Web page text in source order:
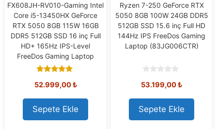
FX608JH-RV010-Gaming Intel
Core i5-13450HX GeForce
RTX 5050 8GB 115W 16GB
DDR5 512GB SSD 16 inç Full
HD+ 165Hz IPS-Level
FreeDos Gaming Laptop
out of 5
52.999,00₺
Sepete Ekle
Ryzen 7-250 GeForce RTX
5050 8GB 100W 24GB DDR5
512GB SSD 15.6 inç Full HD
144Hz IPS FreeDos Gaming
Laptop (83JG006CTR)
o
t
o
f
5
53.199,00₺
Sepete Ekle